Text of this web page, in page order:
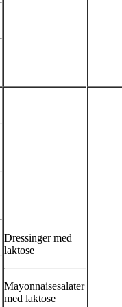
Dressinger med
laktose
Mayonnaisesalater
med laktose